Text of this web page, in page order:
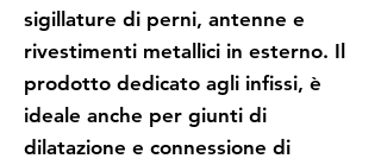
sigillature di perni, antenne e
rivestimenti metallici in esterno. Il
prodotto dedicato agli infissi, è
ideale anche per giunti di
dilatazione e connessione di